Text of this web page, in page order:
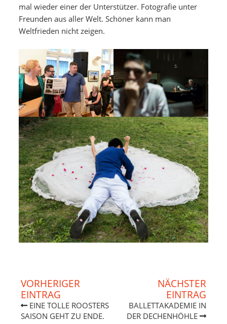
mal wieder einer der Unterstützer. Fotografie unter
Freunden aus aller Welt. Schöner kann man
Weltfrieden nicht zeigen.
VORHERIGER
EINTRAG
EINE TOLLE ROOSTERS
SAISON GEHT ZU ENDE.
NÄCHSTER
EINTRAG
BALLETTAKADEMIE IN
DER DECHENHÖHLE